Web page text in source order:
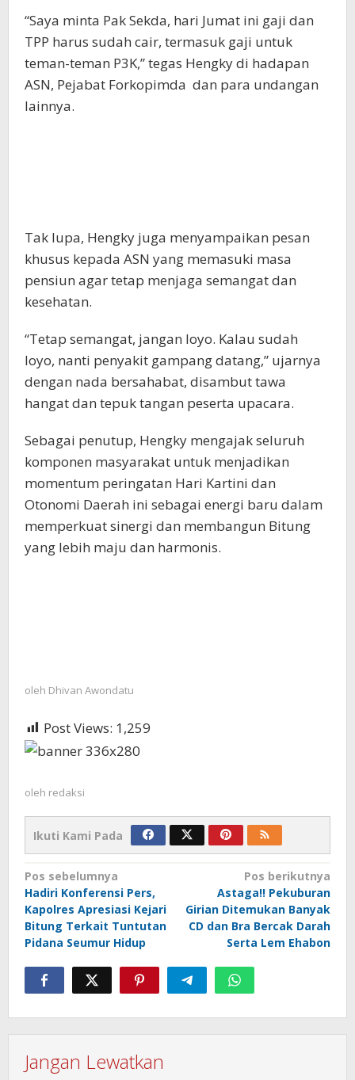
“Saya minta Pak Sekda, hari Jumat ini gaji dan
TPP harus sudah cair, termasuk gaji untuk
teman-teman P3K,” tegas Hengky di hadapan
ASN, Pejabat Forkopimda dan para undangan
lainnya.
Tak lupa, Hengky juga menyampaikan pesan
khusus kepada ASN yang memasuki masa
pensiun agar tetap menjaga semangat dan
kesehatan.
“Tetap semangat, jangan loyo. Kalau sudah
loyo, nanti penyakit gampang datang,” ujarnya
dengan nada bersahabat, disambut tawa
hangat dan tepuk tangan peserta upacara.
Sebagai penutup, Hengky mengajak seluruh
komponen masyarakat untuk menjadikan
momentum peringatan Hari Kartini dan
Otonomi Daerah ini sebagai energi baru dalam
memperkuat sinergi dan membangun Bitung
yang lebih maju dan harmonis.
oleh Dhivan Awondatu
Post Views: 1,259
oleh redaksi
Ikuti Kami Pada
Navigasi
pos
Pos sebelumnya
Hadiri Konferensi Pers,
Kapolres Apresiasi Kejari
Bitung Terkait Tuntutan
Pidana Seumur Hidup
Pos berikutnya
Astaga!! Pekuburan
Girian Ditemukan Banyak
CD dan Bra Bercak Darah
Serta Lem Ehabon
Jangan Lewatkan